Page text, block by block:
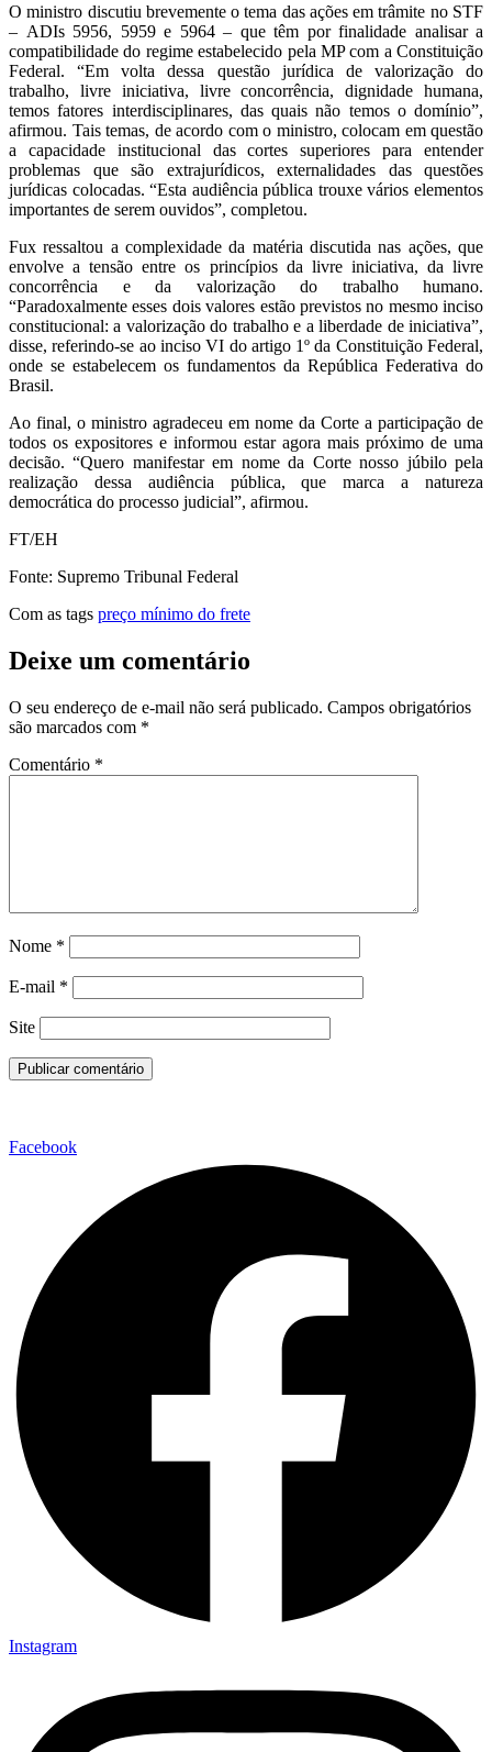
O ministro discutiu brevemente o tema das ações em trâmite no STF
– ADIs 5956, 5959 e 5964 – que têm por finalidade analisar a
compatibilidade do regime estabelecido pela MP com a Constituição
Federal. “Em volta dessa questão jurídica de valorização do
trabalho, livre iniciativa, livre concorrência, dignidade humana,
temos fatores interdisciplinares, das quais não temos o domínio”,
afirmou. Tais temas, de acordo com o ministro, colocam em questão
a capacidade institucional das cortes superiores para entender
problemas que são extrajurídicos, externalidades das questões
jurídicas colocadas. “Esta audiência pública trouxe vários elementos
importantes de serem ouvidos”, completou.
Fux ressaltou a complexidade da matéria discutida nas ações, que
envolve a tensão entre os princípios da livre iniciativa, da livre
concorrência e da valorização do trabalho humano.
“Paradoxalmente esses dois valores estão previstos no mesmo inciso
constitucional: a valorização do trabalho e a liberdade de iniciativa”,
disse, referindo-se ao inciso VI do artigo 1º da Constituição Federal,
onde se estabelecem os fundamentos da República Federativa do
Brasil.
Ao final, o ministro agradeceu em nome da Corte a participação de
todos os expositores e informou estar agora mais próximo de uma
decisão. “Quero manifestar em nome da Corte nosso júbilo pela
realização dessa audiência pública, que marca a natureza
democrática do processo judicial”, afirmou.
FT/EH
Fonte: Supremo Tribunal Federal
Com as tags preço mínimo do frete
Deixe um comentário
O seu endereço de e-mail não será publicado. Campos obrigatórios
são marcados com *
Comentário *
Nome *
E-mail *
Site
Facebook
Instagram